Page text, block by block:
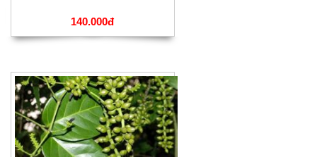
140.000đ